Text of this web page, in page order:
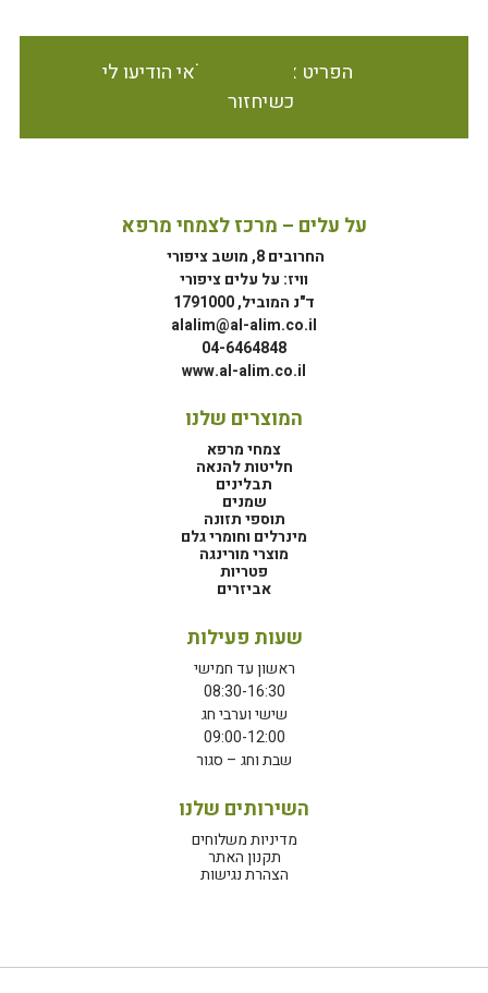
הפריט אינו זמין במלאי הודיעו לי
כשיחזור
על עלים – מרכז לצמחי מרפא
החרובים 8, מושב ציפורי
וויז: על עלים ציפורי
ד"נ המוביל, 1791000
alalim@al-alim.co.il
04-6464848
www.al-alim.co.il
המוצרים שלנו
צמחי מרפא
חליטות להנאה
תבלינים
שמנים
תוספי תזונה
מינרלים וחומרי גלם
מוצרי מורינגה
פטריות
אביזרים
שעות פעילות
ראשון עד חמישי
08:30-16:30
שישי וערבי חג
09:00-12:00
שבת וחג – סגור
השירותים שלנו
מדיניות משלוחים
תקנון האתר
הצהרת נגישות